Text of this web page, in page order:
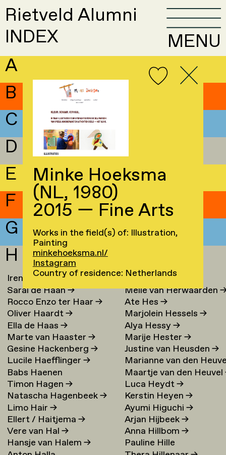
Rietveld Alumni
INDEX
MENU
A
B
C
D
E
F
G
H
Irene Loc Uyen Le Ha→
Sarai de Haan→
Rocco Enzo ter Haar→
Oliver Haardt→
Ella de Haas→
Marte van Haaster→
Gesine Hackenberg→
Lucile Haefflinger→
Babs Haenen
Timon Hagen→
Natascha Hagenbeek→
Limo Hair→
Ellert / Haitjema→
Vere van Hal→
Hansje van Halem→
Chaja Hertog
Melle van Herwaarden
Ate Hes→
Marjolein Hessels→
Alya Hessy→
Marije Hester→
Justine van Heusden→
Marianne van den
→
Maartje van den Heuvel
Luca Heydt→
Kerstin Heyen→
Ayumi Higuchi→
Arjan Hijbeek→
Anna Hillbom→
Pauline Hille
Minke Hoeksma
(NL, 1980)
2015 — Fine Arts
Works in the field(s) of: Illustration,
Painting
minkehoeksma.nl/
Instagram
Country of residence: Netherlands